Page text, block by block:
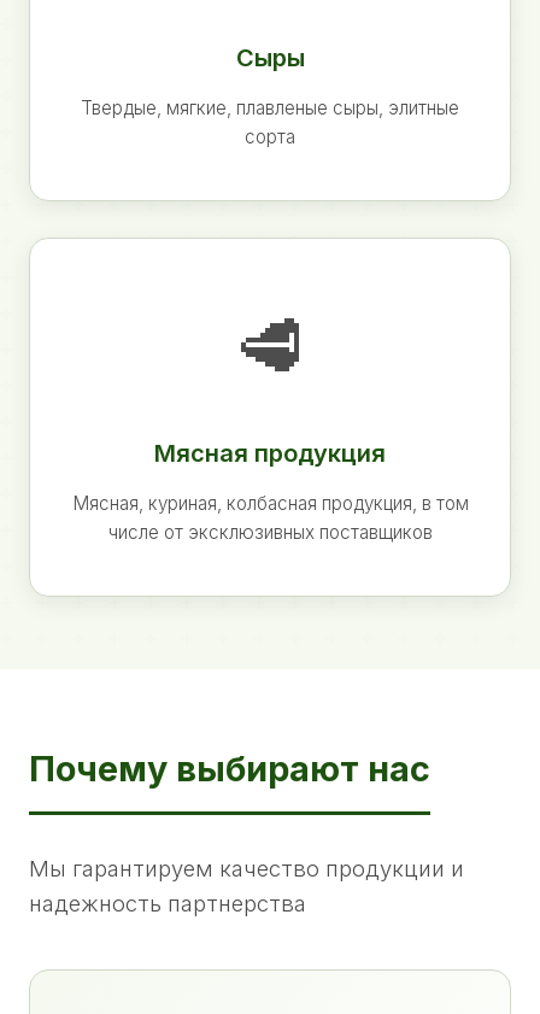
Сыры
Твердые, мягкие, плавленые сыры, элитные
сорта
🥩
Мясная продукция
Мясная, куриная, колбасная продукция, в том
числе от эксклюзивных поставщиков
Почему выбирают нас
Мы гарантируем качество продукции и
надежность партнерства